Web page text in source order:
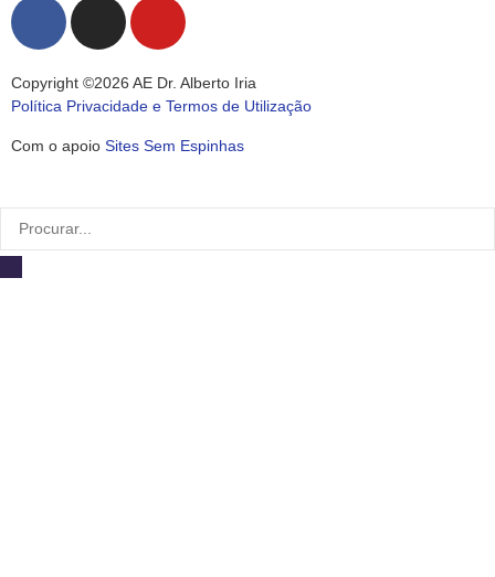
Copyright ©2026 AE Dr. Alberto Iria
Política Privacidade e Termos de Utilização
Com o apoio Sites Sem Espinhas